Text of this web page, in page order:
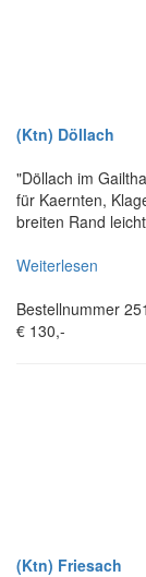
(Ktn) Döllach
"Döllach im
für Kaernten,
breiten Rand
Weiterlesen
Bestellnummer
€ 130,-
(Ktn) Friesach